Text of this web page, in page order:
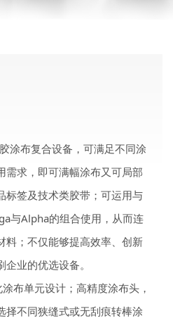
涂布复合设备，可满足不同涂
需求，即可满幅涂布又可局部
标签及技术类胶带；可运用与
与Alpha的组合使用，从而连
料；不仅能够提高效率、创新
业的优选设备。
布单元设计；高精度涂布头，
择不同狭缝式或无刮痕转棒涂